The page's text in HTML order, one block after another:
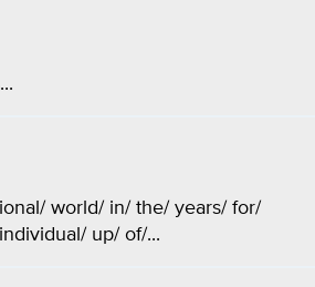
world/ in/ the/ years/ for/
up/ of/...